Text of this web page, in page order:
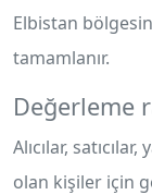
Elbistan
tamamlanır.
Değerleme
Alıcılar,
olan kişiler için